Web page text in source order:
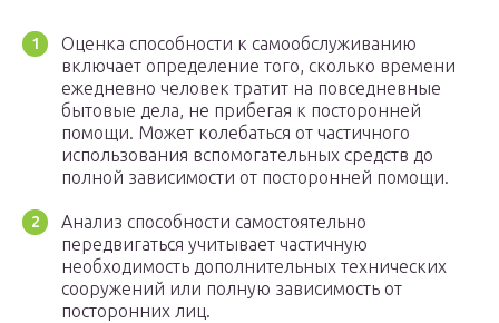
Оценка способности к самообслуживанию
включает определение того, сколько времени
ежедневно человек тратит на повседневные
бытовые дела, не прибегая к посторонней
помощи. Может колебаться от частичного
использования вспомогательных средств до
полной зависимости от посторонней помощи.
Анализ способности самостоятельно
передвигаться учитывает частичную
необходимость дополнительных технических
сооружений или полную зависимость от
посторонних лиц.